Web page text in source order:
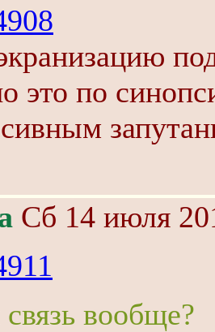
это по
Сб 14 июля
вообще?